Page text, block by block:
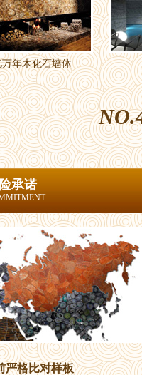
万年木化石墙体
承诺
严格比对样板